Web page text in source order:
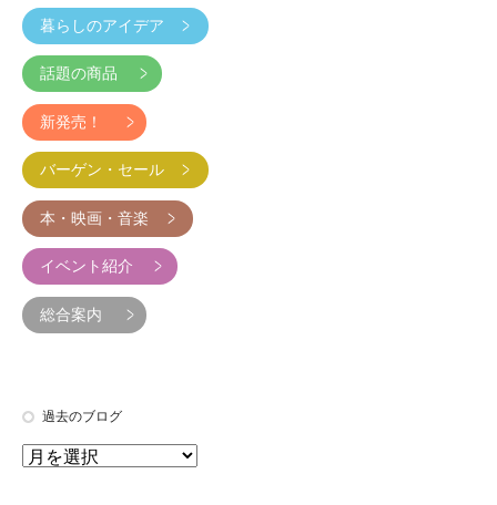
暮らしのアイデア
話題の商品
新発売！
バーゲン・セール
本・映画・音楽
イベント紹介
総合案内
過去のブログ